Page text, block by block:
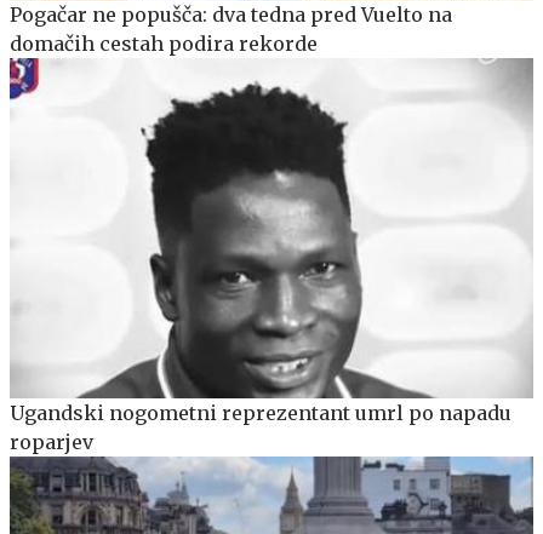
Pogačar ne popušča: dva tedna pred Vuelto na
domačih cestah podira rekorde
Ugandski nogometni reprezentant umrl po napadu
roparjev